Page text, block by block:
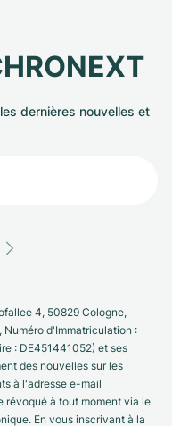
dernières nouvelles et
4, 50829 Cologne,
d'Immatriculation :
: DE451441052) et ses
des nouvelles sur les
à l'adresse e-mail
révoqué à tout moment via le
En vous inscrivant à la